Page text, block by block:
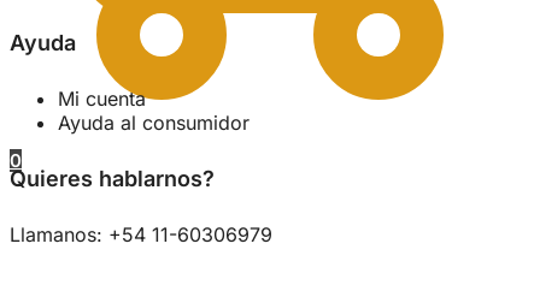
0
Ayuda
Mi cuenta
Ayuda al consumidor
Quieres hablarnos?
Llamanos: +54 11-60306979